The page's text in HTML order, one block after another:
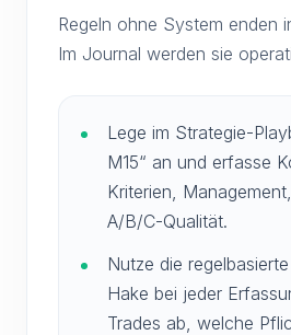
Regeln ohne System enden
Im Journal werden sie
Lege im Strategie-
M15“ an und erfasse
Kriterien,
A/B/C-Qualität.
Nutze die
Hake bei jeder
Trades ab, welche